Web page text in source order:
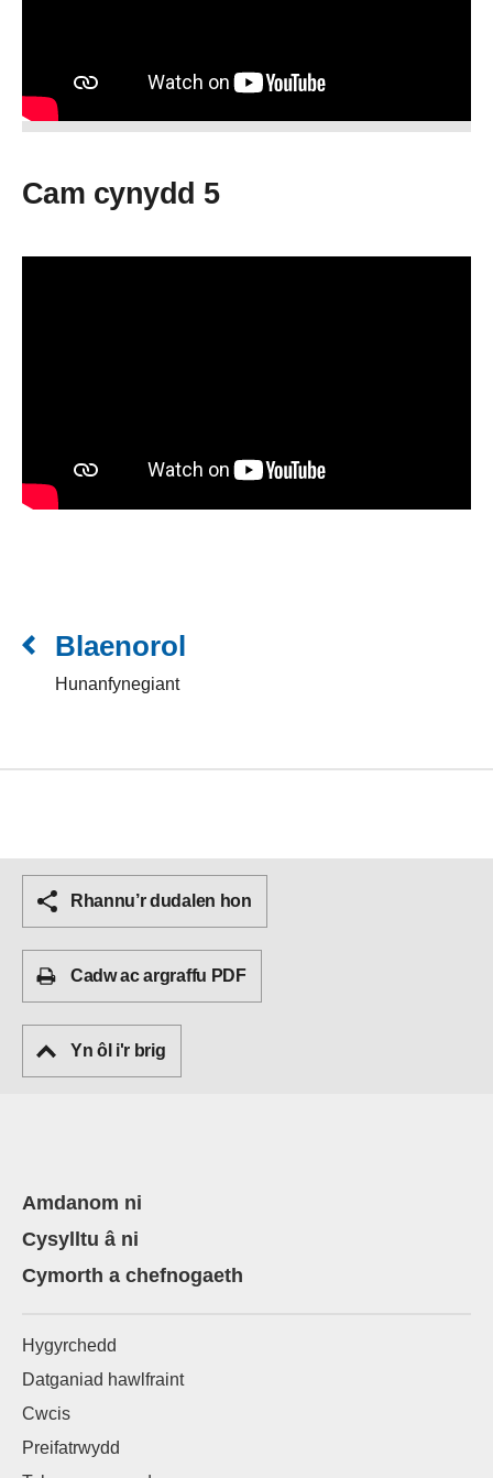
Cam cynydd 5
Blaenorol
Hunanfynegiant
Rhannu’r dudalen hon
Cadw ac argraffu PDF
Yn ôl i'r brig
Amdanom ni
Cysylltu â ni
Cymorth a chefnogaeth
Hygyrchedd
Datganiad hawlfraint
Cwcis
Preifatrwydd